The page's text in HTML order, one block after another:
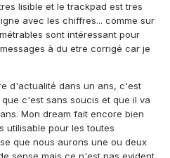
lisible et le trackpad est tres
avec les chiffres... comme sur
sont intéressant pour
à du etre corrigé car je
d'actualité dans un ans, c'est
c'est sans soucis et que il va
Mon dream fait encore bien
utilisable pour les toutes
que nous aurons une ou deux